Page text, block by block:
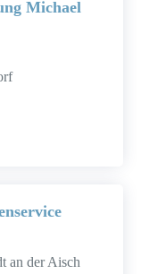
Michael
an der Aisch